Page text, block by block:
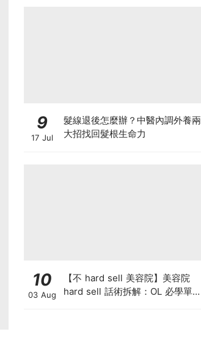
9
17 Jul
髮線退後怎麼辦？中醫內調外養兩
大招找回髮根生命力
10
03 Aug
【不 hard sell 美容院】美容院
hard sell 話術拆解：OL 必學單次